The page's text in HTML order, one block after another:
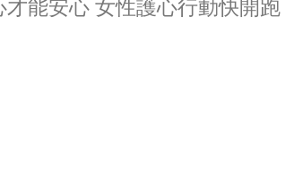
才能安心 女性護心行動快開跑